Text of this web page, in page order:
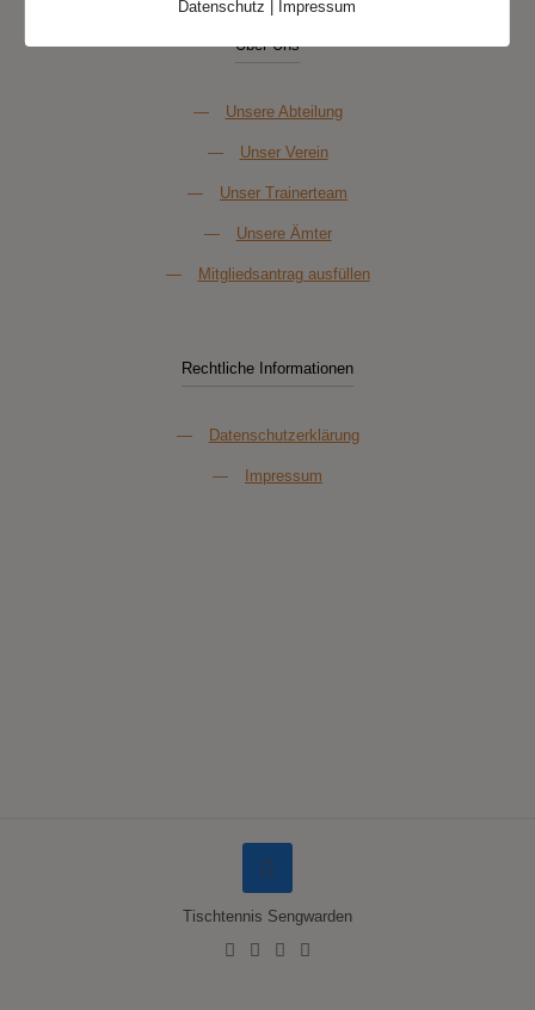
Über Uns
— Unsere Abteilung
— Unser Verein
— Unser Trainerteam
— Unsere Ämter
— Mitgliedsantrag ausfüllen
Rechtliche Informationen
— Datenschutzerklärung
— Impressum
Tischtennis Sengwarden
Datenschutz Impressum